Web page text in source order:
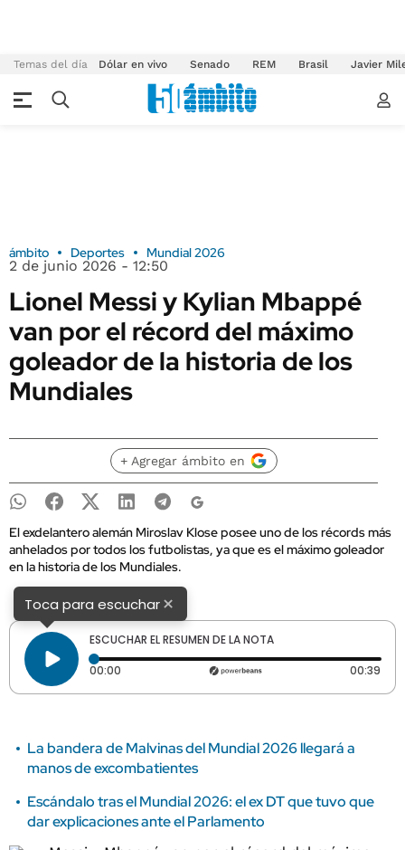
Temas del día Dólar en vivo Senado REM Brasil Javier
ámbito Deportes Mundial 2026
2 de junio 2026 - 12:50
Lionel Messi y Kylian Mbappé
van por el récord del máximo
goleador de la historia de los
Mundiales
+ Agregar ámbito en
El exdelantero alemán Miroslav Klose posee uno de los récords más
anhelados por todos los futbolistas, ya que es el máximo goleador
en la historia de los Mundiales.
Toca para escuchar×
ESCUCHAR EL RESUMEN DE LA NOTA
00:00 Tiempo transcurrido: 0 segundos 00:39
La bandera de Malvinas del Mundial 2026 llegará a
manos de excombatientes
Escándalo tras el Mundial 2026: el ex DT que tuvo que
dar explicaciones ante el Parlamento